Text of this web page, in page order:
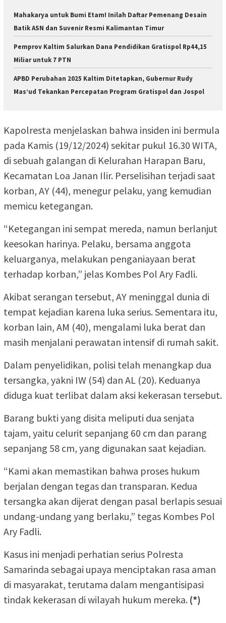
Mahakarya untuk Bumi Etam! Inilah Daftar Pemenang Desain
Batik ASN dan Suvenir Resmi Kalimantan Timur
Pemprov Kaltim Salurkan Dana Pendidikan Gratispol Rp44,15
Miliar untuk 7 PTN
APBD Perubahan 2025 Kaltim Ditetapkan, Gubernur Rudy
Mas’ud Tekankan Percepatan Program Gratispol dan Jospol
Kapolresta menjelaskan bahwa insiden ini bermula
pada Kamis (19/12/2024) sekitar pukul 16.30 WITA,
di sebuah galangan di Kelurahan Harapan Baru,
Kecamatan Loa Janan Ilir. Perselisihan terjadi saat
korban, AY (44), menegur pelaku, yang kemudian
memicu ketegangan.
“Ketegangan ini sempat mereda, namun berlanjut
keesokan harinya. Pelaku, bersama anggota
keluarganya, melakukan penganiayaan berat
terhadap korban,” jelas Kombes Pol Ary Fadli.
Akibat serangan tersebut, AY meninggal dunia di
tempat kejadian karena luka serius. Sementara itu,
korban lain, AM (40), mengalami luka berat dan
masih menjalani perawatan intensif di rumah sakit.
Dalam penyelidikan, polisi telah menangkap dua
tersangka, yakni IW (54) dan AL (20). Keduanya
diduga kuat terlibat dalam aksi kekerasan tersebut.
Barang bukti yang disita meliputi dua senjata
tajam, yaitu celurit sepanjang 60 cm dan parang
sepanjang 58 cm, yang digunakan saat kejadian.
“Kami akan memastikan bahwa proses hukum
berjalan dengan tegas dan transparan. Kedua
tersangka akan dijerat dengan pasal berlapis sesuai
undang-undang yang berlaku,” tegas Kombes Pol
Ary Fadli.
Kasus ini menjadi perhatian serius Polresta
Samarinda sebagai upaya menciptakan rasa aman
di masyarakat, terutama dalam mengantisipasi
tindak kekerasan di wilayah hukum mereka. (*)